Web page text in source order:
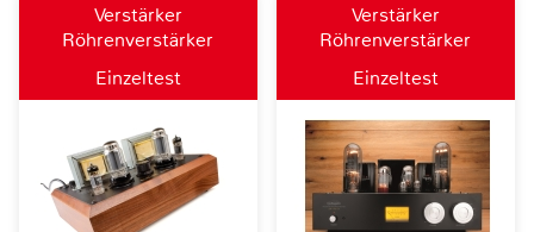
Verstärker
Röhrenverstärker
Einzeltest
Verstärker
Röhrenverstärker
Einzeltest